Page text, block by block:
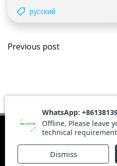
русский
Post
Previous post
© 2026 Haiwoday.com.